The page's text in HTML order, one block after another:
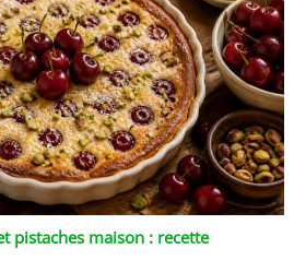
pistaches maison : recette